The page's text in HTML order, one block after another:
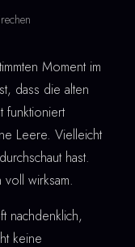
Moment im
dass die alten
funktioniert
Leere. Vielleicht
hast.
wirksam.
nachdenklich,
keine